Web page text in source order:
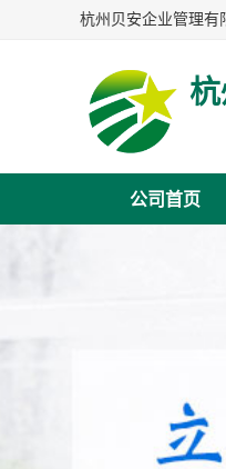
公司首页